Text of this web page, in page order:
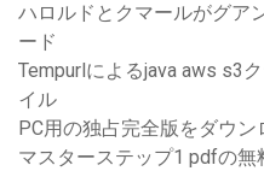
ハロルドとクマールがグア
ード
Tempurlによるjava aws s3
イル
PC用の独占完全版をダウン
マスターステップ1 pdfの